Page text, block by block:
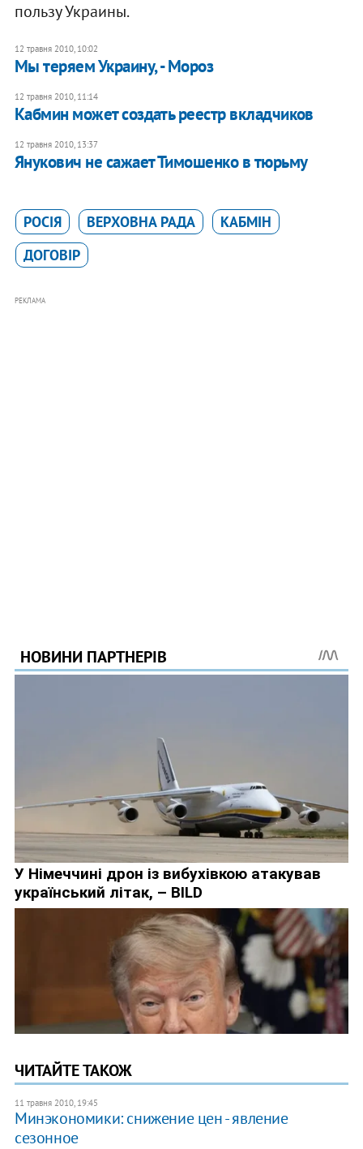
пользу Украины.
12 травня 2010, 10:02
Мы теряем Украину, - Мороз
12 травня 2010, 11:14
Кабмин может создать реестр вкладчиков
12 травня 2010, 13:37
Янукович не сажает Тимошенко в тюрьму
РОСІЯ ВЕРХОВНА РАДА
КАБМІН
ДОГОВІР
РЕКЛАМА
ЧИТАЙТЕ ТАКОЖ
11 травня 2010, 19:45
Минэкономики: снижение цен - явление
сезонное